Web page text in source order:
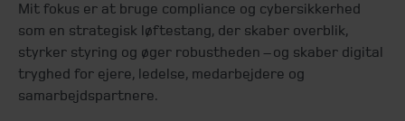
Mit fokus er at bruge compliance og cybersikkerhed
som en strategisk løftestang, der skaber overblik,
styrker styring og øger robustheden – og skaber digital
tryghed for ejere, ledelse, medarbejdere og
samarbejdspartnere.